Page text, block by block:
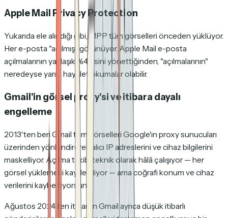
Apple Mail Privacy Protection
Yukarıda ele alındığı gibi, MPP tüm görselleri önceden yüklüyor.
Her e-posta "açılmış" görünüyor. Apple Mail e-posta
açılmalarının yaklaşık %47'sini yönettiğinden, "açılmalarının"
neredeyse yarısı hayalet okumalar olabilir.
Gmail'in görsel proxy'si ve itibara dayalı
engelleme
2013'ten beri Gmail tüm görselleri Google'ın proxy sunucuları
üzerinden yönlendirerek alıcı IP adreslerini ve cihaz bilgilerini
maskelliyor. Açılma takibi teknik olarak hâlâ çalışıyor — her
görsel yüklemesi kaydediliyor — ama coğrafi konum ve cihaz
verilerini kaybediyorsun.
Ağustos 2024'ten itibaren Gmail ayrıca düşük itibarlı